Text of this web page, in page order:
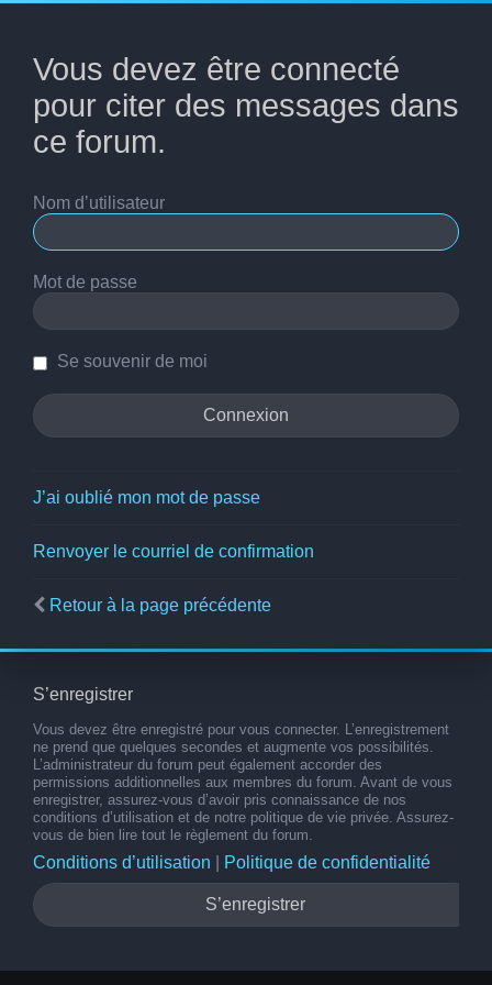
Vous devez être connecté
pour citer des messages dans
ce forum.
Nom d’utilisateur
Mot de passe
Se souvenir de moi
J’ai oublié mon mot de passe
Renvoyer le courriel de confirmation
Retour à la page précédente
S’enregistrer
Vous devez être enregistré pour vous connecter. L’enregistrement
ne prend que quelques secondes et augmente vos possibilités.
L’administrateur du forum peut également accorder des
permissions additionnelles aux membres du forum. Avant de vous
enregistrer, assurez-vous d’avoir pris connaissance de nos
conditions d’utilisation et de notre politique de vie privée. Assurez-
vous de bien lire tout le règlement du forum.
Conditions d’utilisation Politique de confidentialité
S’enregistrer